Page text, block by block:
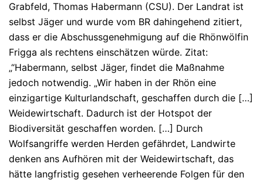
Grabfeld, Thomas Habermann (CSU). Der Landrat ist
selbst Jäger und wurde vom BR dahingehend zitiert,
dass er die Abschussgenehmigung auf die Rhönwölfin
Frigga als rechtens einschätzen würde. Zitat:
„“Habermann, selbst Jäger, findet die Maßnahme
jedoch notwendig. „Wir haben in der Rhön eine
einzigartige Kulturlandschaft, geschaffen durch die […]
Weidewirtschaft. Dadurch ist der Hotspot der
Biodiversität geschaffen worden. […] Durch
Wolfsangriffe werden Herden gefährdet, Landwirte
denken ans Aufhören mit der Weidewirtschaft, das
hätte langfristig gesehen verheerende Folgen für den